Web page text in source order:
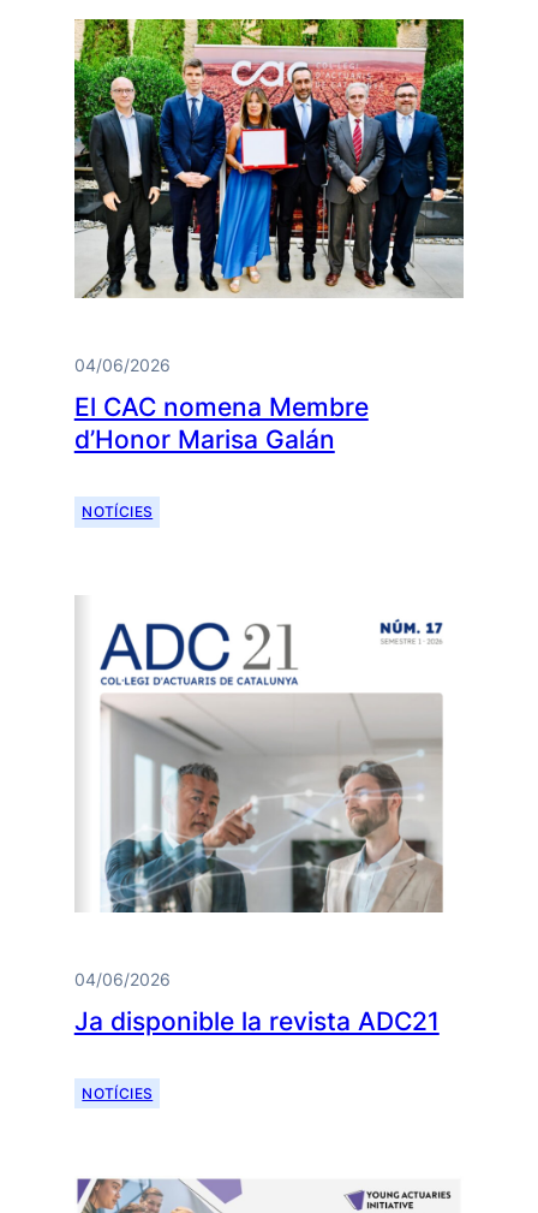
04/06/2026
El CAC nomena Membre
d’Honor Marisa Galán
NOTÍCIES
04/06/2026
Ja disponible la revista ADC21
NOTÍCIES